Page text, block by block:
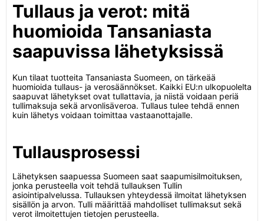
Tullaus ja verot: mitä
huomioida Tansaniasta
saapuvissa lähetyksissä
Kun tilaat tuotteita Tansaniasta Suomeen, on tärkeää
huomioida tullaus- ja verosäännökset. Kaikki EU:n ulkopuolelta
saapuvat lähetykset ovat tullattavia, ja niistä voidaan periä
tullimaksuja sekä arvonlisäveroa. Tullaus tulee tehdä ennen
kuin lähetys voidaan toimittaa vastaanottajalle.
Tullausprosessi
Lähetyksen saapuessa Suomeen saat saapumisilmoituksen,
jonka perusteella voit tehdä tullauksen Tullin
asiointipalvelussa. Tullauksen yhteydessä ilmoitat lähetyksen
sisällön ja arvon. Tulli määrittää mahdolliset tullimaksut sekä
verot ilmoitettujen tietojen perusteella.